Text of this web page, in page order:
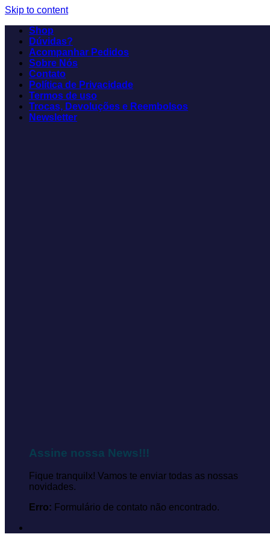
Skip to content
Shop
Dúvidas?
Acompanhar Pedidos
Sobre Nós
Contato
Política de Privacidade
Termos de uso
Trocas, Devoluções e Reembolsos
Newsletter
Assine nossa News!!!
Fique tranquilx! Vamos te enviar todas as nossas
novidades.
Erro: Formulário de contato não encontrado.